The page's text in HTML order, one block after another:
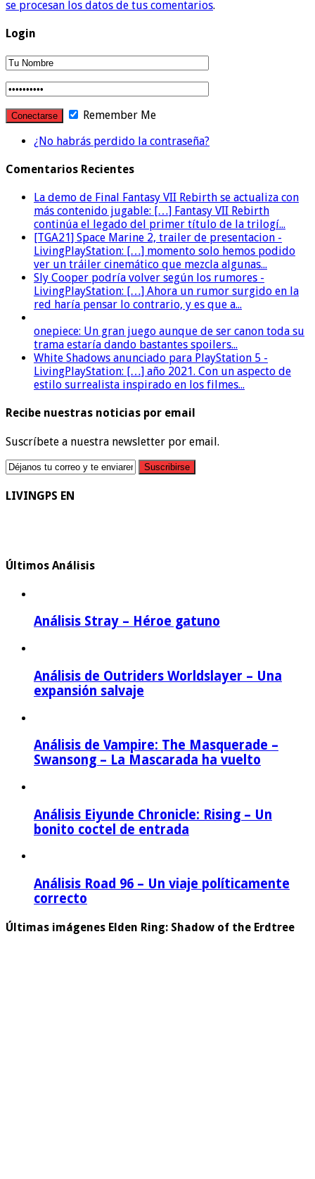
se procesan los datos de tus comentarios.
Login
Remember Me
¿No habrás perdido la contraseña?
Comentarios Recientes
La demo de Final Fantasy VII Rebirth se actualiza con
más contenido jugable: […] Fantasy VII Rebirth
continúa el legado del primer título de la trilogí...
[TGA21] Space Marine 2, trailer de presentacion -
LivingPlayStation: […] momento solo hemos podido
ver un tráiler cinemático que mezcla algunas...
Sly Cooper podría volver según los rumores -
LivingPlayStation: […] Ahora un rumor surgido en la
red haría pensar lo contrario, y es que a...
onepiece: Un gran juego aunque de ser canon toda su
trama estaría dando bastantes spoilers...
White Shadows anunciado para PlayStation 5 -
LivingPlayStation: […] año 2021. Con un aspecto de
estilo surrealista inspirado en los filmes...
Recibe nuestras noticias por email
Suscríbete a nuestra newsletter por email.
LIVINGPS EN
Últimos Análisis
Análisis Stray – Héroe gatuno
Análisis de Outriders Worldslayer – Una
expansión salvaje
Análisis de Vampire: The Masquerade –
Swansong – La Mascarada ha vuelto
Análisis Eiyunde Chronicle: Rising – Un
bonito coctel de entrada
Análisis Road 96 – Un viaje políticamente
correcto
Últimas imágenes Elden Ring: Shadow of the Erdtree